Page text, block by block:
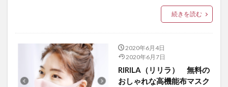
続きを読む
2020年6月4日
2020年6月7日
RIRILA（リリラ） 無料の
おしゃれな高機能布マスク